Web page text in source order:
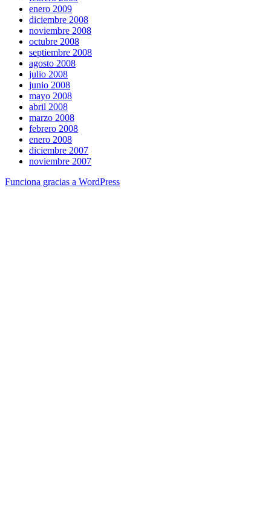
enero 2009
diciembre 2008
noviembre 2008
octubre 2008
septiembre 2008
agosto 2008
julio 2008
junio 2008
mayo 2008
abril 2008
marzo 2008
febrero 2008
enero 2008
diciembre 2007
noviembre 2007
Funciona gracias a WordPress